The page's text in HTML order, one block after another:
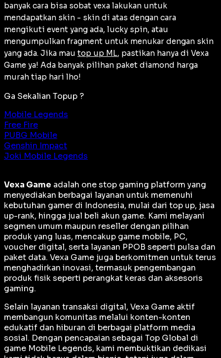
banyak cara bisa sobat vexa lakukan untuk
mendapatkan skin - skin di atas dengan cara
mengikuti event yang ada, lucky spin, atau
mengumpulkan fragment untuk menukar dengan skin
yang ada. Jika mau top up ML, pastikan hanya di Vexa
Game ya! Ada banyak pilihan paket diamond harga
murah tiap hari lho!
Ga Sekalian Topup ?
Mobile Legends
Free Fire
PUBG Mobile
Genshin Impact
Joki Mobile Legends
Vexa Game adalah one stop gaming platform yang
menyediakan berbagai layanan untuk memenuhi
kebutuhan gamer di Indonesia, mulai dari top up, jasa
up-rank, hingga jual beli akun game. Kami melayani
segmen umum maupun reseller dengan pilihan
produk yang luas, mencakup game mobile, PC,
voucher digital, serta layanan PPOB seperti pulsa dan
paket data. Vexa Game juga berkomitmen untuk terus
menghadirkan inovasi, termasuk pengembangan
produk fisik seperti perangkat keras dan aksesoris
gaming.
Selain layanan transaksi digital, Vexa Game aktif
membangun komunitas melalui konten-konten
edukatif dan hiburan di berbagai platform media
sosial. Dengan pencapaian sebagai Top Global di
game Mobile Legends, kami membuktikan dedikasi